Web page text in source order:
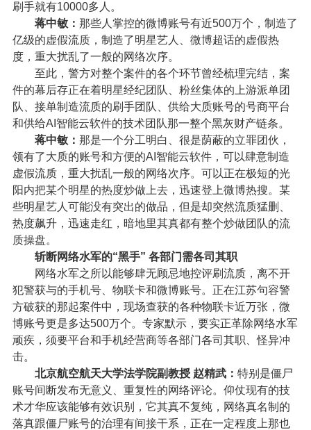
刷手就有10000多人。
蒋中敏： 那些人掌控的微博账号有近500万个，制造了
亿级的虚假流质，制造了明星艺人、微博超话的虚假热
度，重大扰乱了一般的网络次序。
至此，警方对整个案件的各个环节曾经梳理完结，案
件的幕后存正在着明星经纪团队、粉丝集体的上游派单团
队、接单制造流质的刷手团队、供给大质账号的号商平台
和供给AI智能云软件的技术团队那一整个黑灰财产链条。
蒋中敏： 那是一个分工明白、很是荫蔽的立罪团伙，
领有了大质的账号和方便的AI智能云软件，可以肆意制造
虚假流质，重大扰乱一般的网络次序。可以正在极短的光
阳内把某个明星的热度炒做上去，迅速登上微博热搜。某
些明星艺人可能没有突出的做品，但是却突然流质猛删、
热度飙升，迅速走红，暗地里其真都有整个炒做团队的流
质操盘。
斩断网络水军的“黑手” 各部门需各司其职
网络水军之所以能够肆无顾忌地控评刷流质，离不开
犯警获与的手机号、物联卡和微博账号。正在江苏句容警
方破获的那起案件中，现场查获的各种物联卡近万张，微
博账号更是多达500万个。专家默示，要实正革除网络水军
顽疾，须要平台和手机经营商等各部门各司其职、怪异冲
击。
北京航空航天大学法学院副教授 赵精武： 特别是僵尸
账号间断发布无意义、重复性的网络评论。仰仗现有的技
术才华应该能够有效识别，它其真不复纯，网络真名制的
落真跟僵尸账号的治理有间接干系，正在一定程度上那也